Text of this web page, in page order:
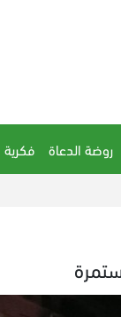
روضة الدعاة فكرية